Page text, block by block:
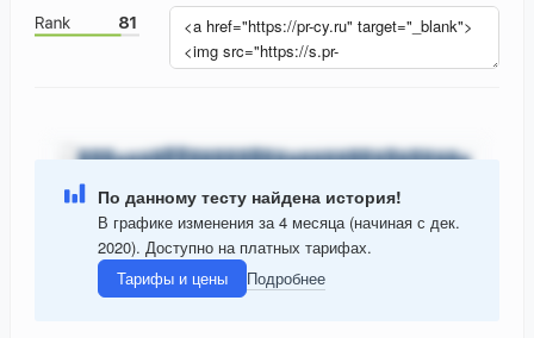
По данному тесту найдена история!
В графике изменения за 4 месяца (начиная с дек.
2020). Доступно на платных тарифах.
Тарифы и цены
Подробнее